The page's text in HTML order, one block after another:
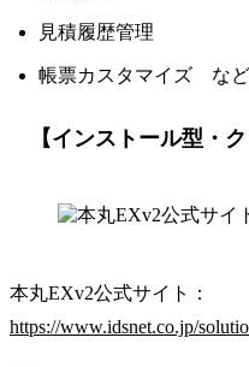
見積履歴管理
帳票カスタマイズ など
【インストール型・
本丸EXv2公式サイト：
https://www.idsnet.co.jp/